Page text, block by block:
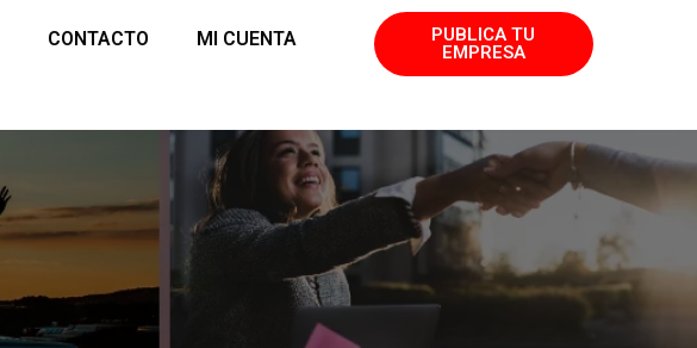
CONTACTO MI CUENTA
PUBLICA TU
EMPRESA